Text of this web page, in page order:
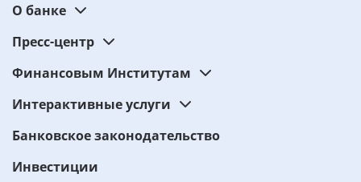
О банке
Пресс-центр
Финансовым Институтам
Интерактивные услуги
Банковское законодательство
Инвестиции